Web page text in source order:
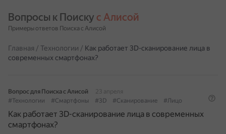
Вопросы к Поиску с Алисой
Примеры ответов Поиска с Алисой
Главная / Технологии / Как работает 3D-сканирование лица в
современных смартфонах?
Вопрос для Поиска с Алисой
23 апреля
#Технологии
#Смартфоны #3D #Сканирование #Лицо
Как работает 3D-сканирование лица в современных
смартфонах?